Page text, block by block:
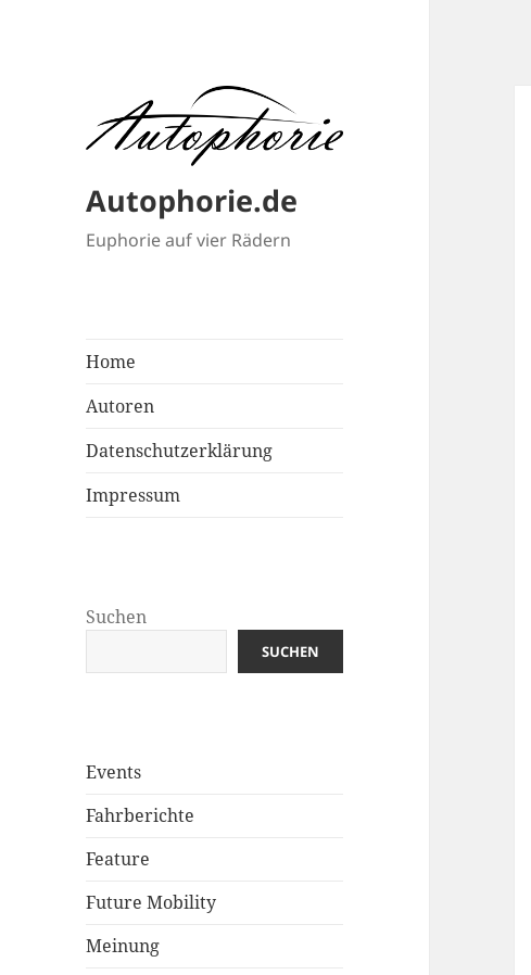
Autophorie.de
Euphorie auf vier Rädern
Home
Autoren
Datenschutzerklärung
Impressum
Suchen
SUCHEN
Events
Fahrberichte
Feature
Future Mobility
Meinung